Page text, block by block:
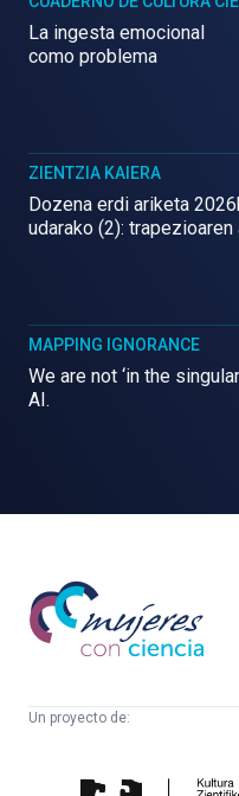
La ingesta emocional
como problema
ZIENTZIA KAIERA
Dozena erdi ariketa
udarako (2): trapezioaren
MAPPING IGNORANCE
We are not ‘in the
AI.
Mujeres
con
ciencia
Un proyecto de: